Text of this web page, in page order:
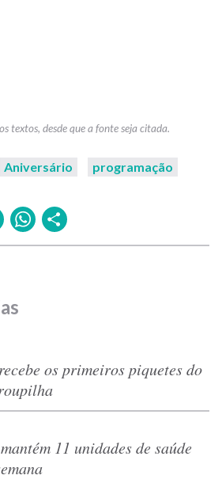
Aniversário programação
TwitterWhatsApp
os primeiros piquetes do
11 unidades de saúde